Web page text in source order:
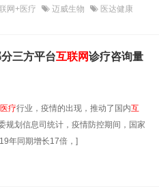
网+医疗 迈威生物 医达健康
三方平台互联网诊疗咨询量
医疗行业，疫情的出现，推动了国内互
规划信息司统计，疫情防控期间，国家
年同期增长17倍，]